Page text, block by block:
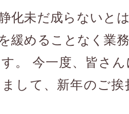
化未だ成らないと
緩めることなく業
。 今一度、皆さ
して、新年のご